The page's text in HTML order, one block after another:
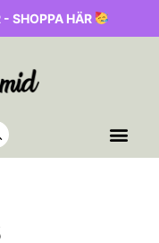
- SHOPPA HÄR